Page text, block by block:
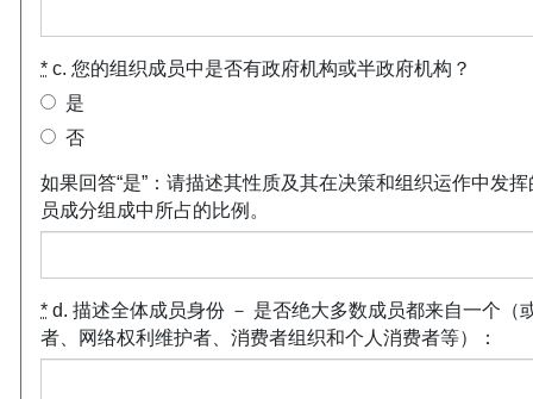
* c. 您的组织成员中是否有政府机构或半政府机构？
是
否
如果回答“是”：请描述其性质及其在决策和组织运作中发
员成分组成中所占的比例。
* d. 描述全体成员身份 － 是否绝大多数成员都来自一个（
者、网络权利维护者、消费者组织和个人消费者等）：